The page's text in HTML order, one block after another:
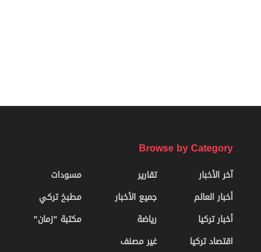
Browse by Category
آخر الأخبار
أخبار العالم
أخبار تركيا
اقتصاد تركيا
تقارير
جميع الأخبار
رياضة
غير مصنف
مسودات
مطبخ تركي
مكتبة "زمان"